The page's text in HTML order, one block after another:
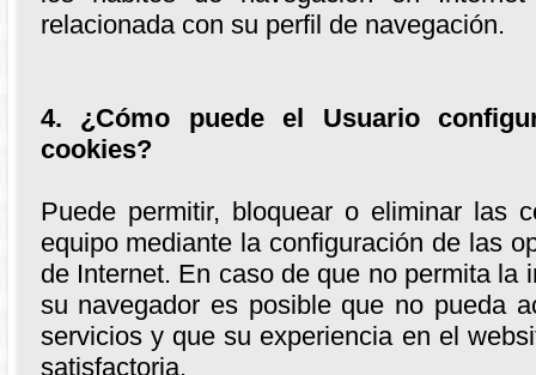
relacionada con su perfil de navegación.
4. ¿Cómo puede el Usuario
cookies?
Puede permitir, bloquear o eliminar las
equipo mediante la configuración de las
de Internet. En caso de que no permita la
su navegador es posible que no pueda
servicios y que su experiencia en el
satisfactoria.